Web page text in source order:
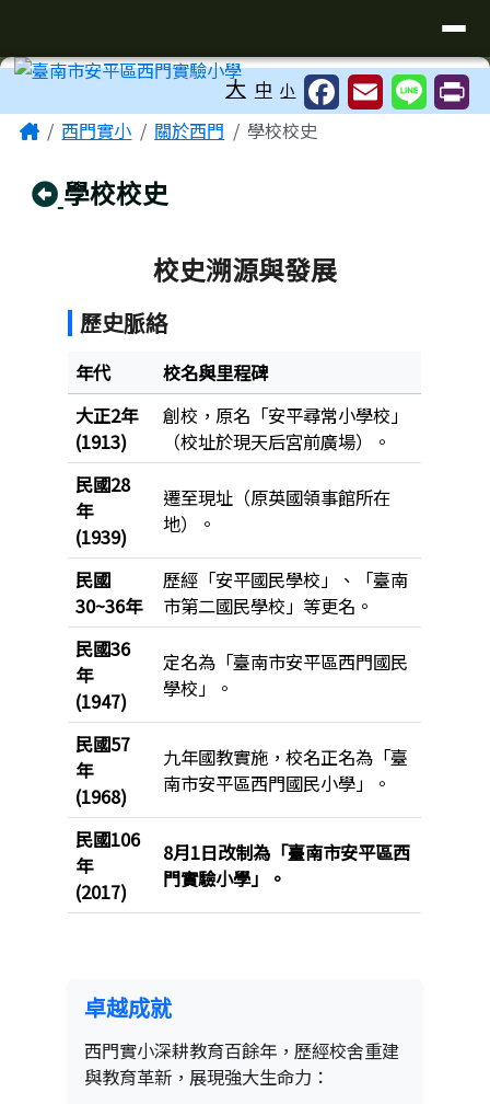
工具列 大 中 小
主內容區域
Home西門實小 關於西門 學校校史
回上頁
學校校史
校史溯源與發展
歷史脈絡
年代
校名與里程碑
大正2年
(1913)
創校，原名「安平尋常小學校」
（校址於現天后宮前廣場）。
民國28
年
(1939)
遷至現址（原英國領事館所在
地）。
民國
30~36年
歷經「安平國民學校」、「臺南
市第二國民學校」等更名。
民國36
年
(1947)
定名為「臺南市安平區西門國民
學校」。
民國57
年
(1968)
九年國教實施，校名正名為「臺
南市安平區西門國民小學」。
民國106
年
(2017)
8月1日改制為「臺南市安平區西
門實驗小學」。
卓越成就
西門實小深耕教育百餘年，歷經校舍重建
與教育革新，展現強大生命力：
頁尾區域